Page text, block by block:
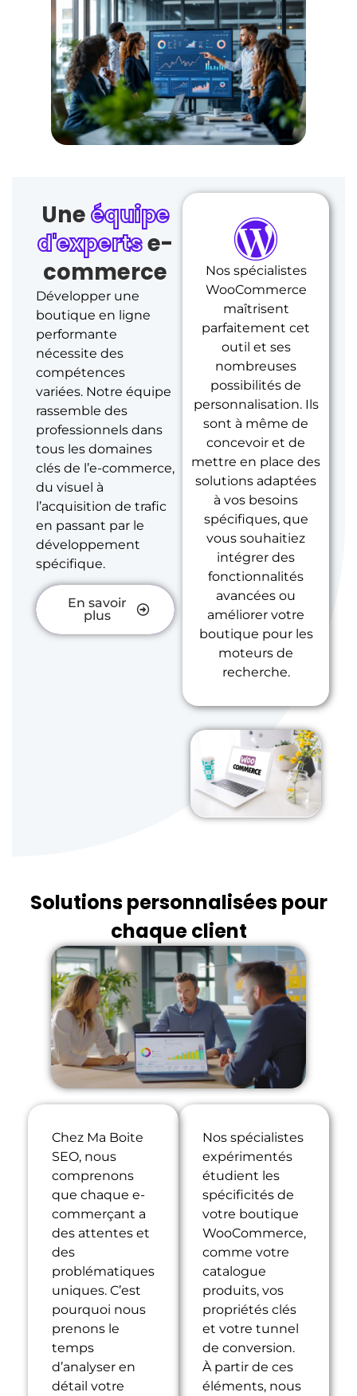
Nos spécialistes
WooCommerce
maîtrisent
parfaitement cet
outil et ses
nombreuses
possibilités de
personnalisation. Ils
sont à même de
concevoir et de
mettre en place des
solutions adaptées
à vos besoins
spécifiques, que
vous souhaitiez
intégrer des
fonctionnalités
avancées ou
améliorer votre
boutique pour les
moteurs de
recherche.
Uneéquipe
d'expertse-
commerce
Développer une
boutique en ligne
performante
nécessite des
compétences
variées. Notre équipe
rassemble des
professionnels dans
tous les domaines
clés de l’e-commerce,
du visuel à
l’acquisition de trafic
en passant par le
développement
spécifique.
En savoir
plus
Chez Ma Boite
SEO, nous
comprenons
que chaque e-
commerçant a
des attentes et
des
problématiques
uniques. C’est
pourquoi nous
prenons le
temps
d’analyser en
détail votre
Nos spécialistes
expérimentés
étudient les
spécificités de
votre boutique
WooCommerce,
comme votre
catalogue
produits, vos
propriétés clés
et votre tunnel
de conversion.
À partir de ces
éléments, nous
Solutions personnalisées pour
chaque client